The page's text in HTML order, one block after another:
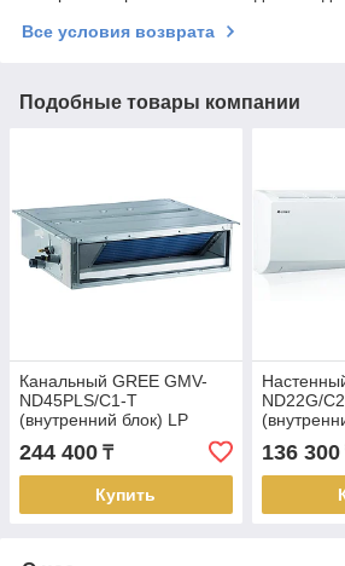
Все условия возврата
Подобные товары компании
Канальный GREE GMV-
ND45PLS/C1-T
(внутренний блок) LP
244 400 ₸
Купить
ND22G/
136 300